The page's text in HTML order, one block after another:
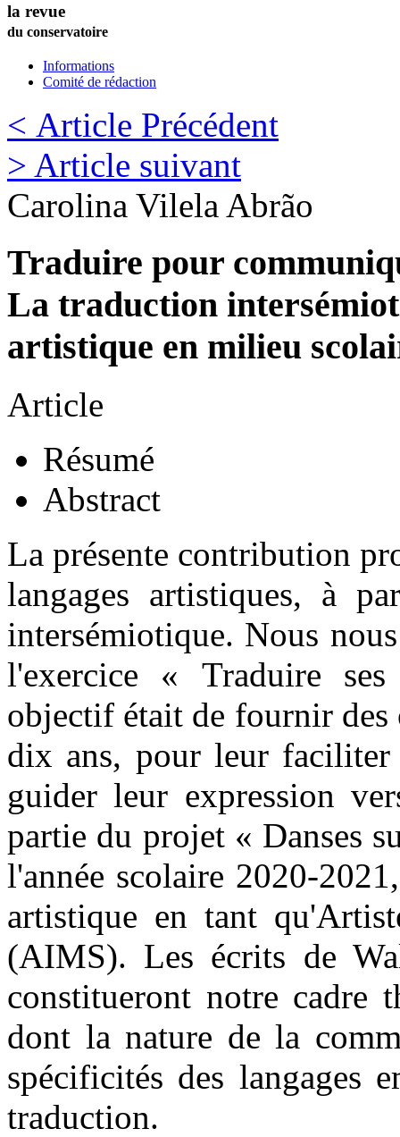
la revue
du conservatoire
Informations
Comité de rédaction
< Article Précédent
> Article suivant
Carolina Vilela Abrão
Traduire pour
La traduction
artistique en milieu
Article
Résumé
Abstract
La présente contribution
langages artistiques, à
intersémiotique. Nous
l'exercice « Traduire
objectif était de fournir des
dix ans, pour leur faciliter
guider leur expression
partie du projet « Danses
l'année scolaire 2020-
artistique en tant
(AIMS). Les écrits de
constitueront notre cadre
dont la nature de la
spécificités des langages
traduction.